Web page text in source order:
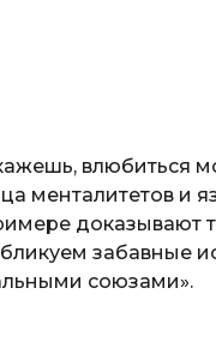
влюбиться
менталитетов и
доказывают
забавные
союзами».